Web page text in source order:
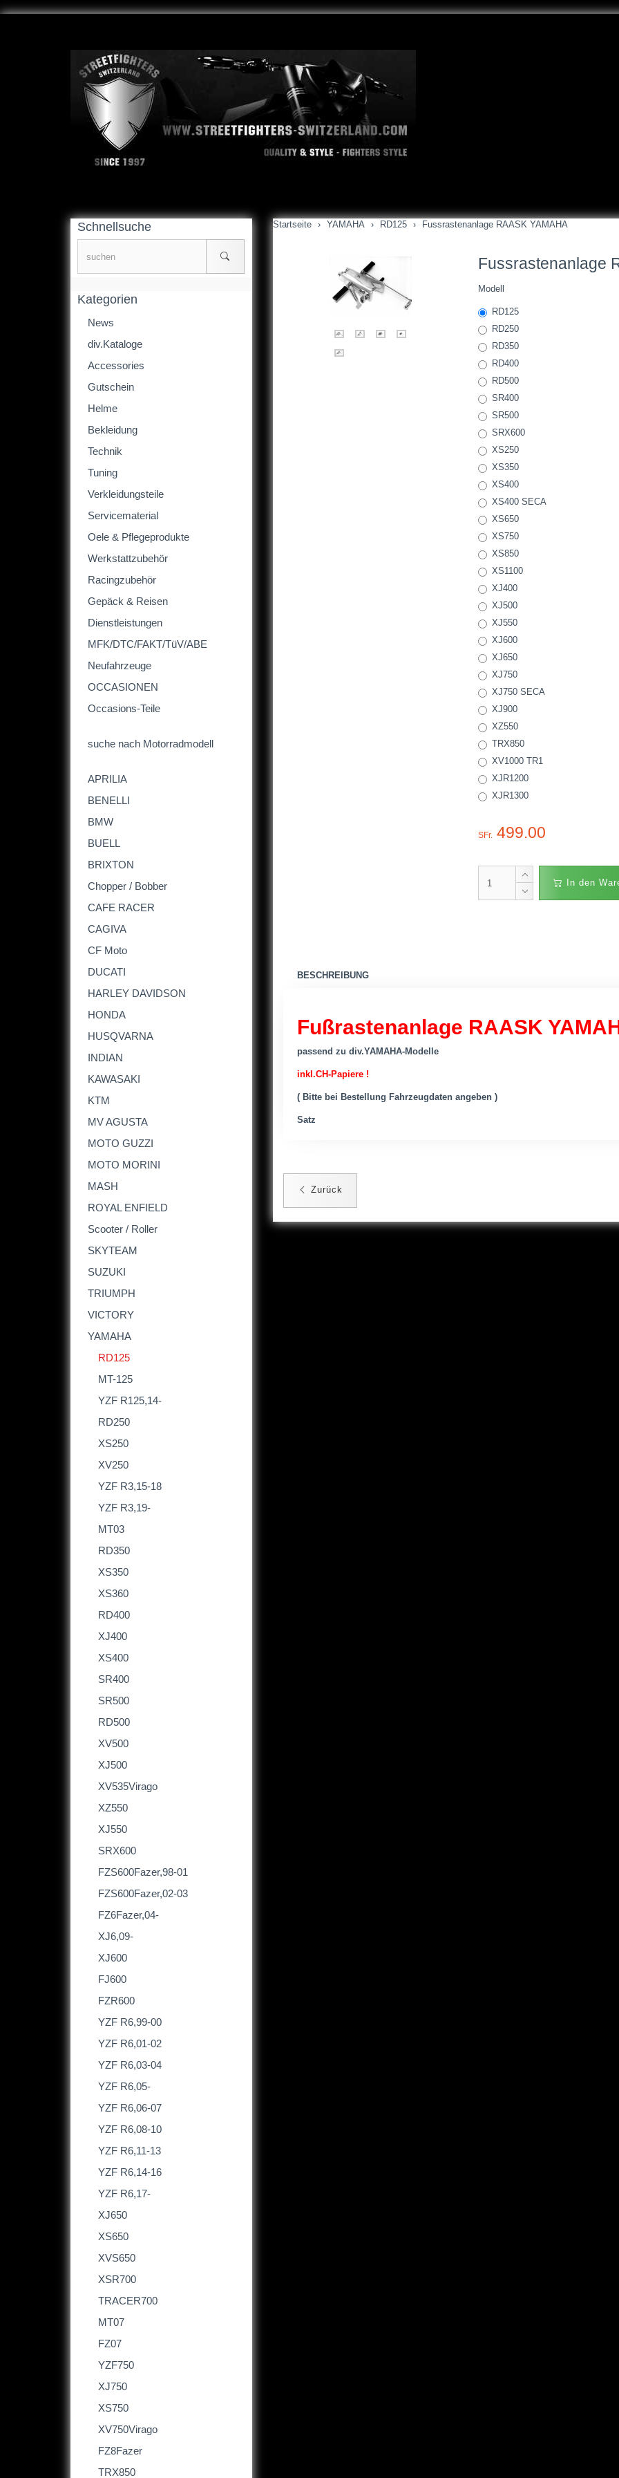
Startseite YAMAHA RD125 Fussrastenanlage RAASK YAMAHA
Fussrastenanlage
Modell
RD125
RD250
RD350
RD400
RD500
SR400
SR500
SRX600
XS250
XS350
XS400
XS400 SECA
XS650
XS750
XS850
XS1100
XJ400
XJ500
XJ550
XJ600
XJ650
XJ750
XJ750 SECA
XJ900
XZ550
TRX850
XV1000 TR1
XJR1200
XJR1300
SFr. 499.00
In den
BESCHREIBUNG
Fußrastenanlage RAASK
passend zu div.YAMAHA-Modelle
inkl.CH-Papiere !
( Bitte bei Bestellung Fahrzeugdaten angeben )
Satz
Zurück
Schnellsuche
Kategorien
News
div.Kataloge
Accessories
Gutschein
Helme
Bekleidung
Technik
Tuning
Verkleidungsteile
Servicematerial
Oele & Pflegeprodukte
Werkstattzubehör
Racingzubehör
Gepäck & Reisen
Dienstleistungen
MFK/DTC/FAKT/TüV/ABE
Neufahrzeuge
OCCASIONEN
Occasions-Teile
suche nach Motorradmodell
APRILIA
BENELLI
BMW
BUELL
BRIXTON
Chopper / Bobber
CAFE RACER
CAGIVA
CF Moto
DUCATI
HARLEY DAVIDSON
HONDA
HUSQVARNA
INDIAN
KAWASAKI
KTM
MV AGUSTA
MOTO GUZZI
MOTO MORINI
MASH
ROYAL ENFIELD
Scooter / Roller
SKYTEAM
SUZUKI
TRIUMPH
VICTORY
YAMAHA
RD125
MT-125
YZF R125,14-
RD250
XS250
XV250
YZF R3,15-18
YZF R3,19-
MT03
RD350
XS350
XS360
RD400
XJ400
XS400
SR400
SR500
RD500
XV500
XJ500
XV535Virago
XZ550
XJ550
SRX600
FZS600Fazer,98-01
FZS600Fazer,02-03
FZ6Fazer,04-
XJ6,09-
XJ600
FJ600
FZR600
YZF R6,99-00
YZF R6,01-02
YZF R6,03-04
YZF R6,05-
YZF R6,06-07
YZF R6,08-10
YZF R6,11-13
YZF R6,14-16
YZF R6,17-
XJ650
XS650
XVS650
XSR700
TRACER700
MT07
FZ07
YZF750
XJ750
XS750
XV750Virago
FZ8Fazer
TRX850